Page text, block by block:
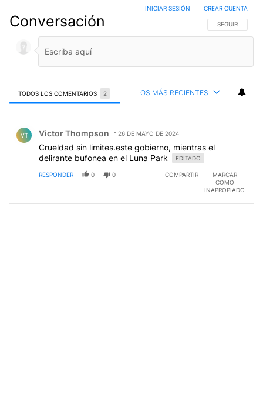
Conversación SIGA ESTA
SEGUIR
INICIAR SESIÓN CREAR CUENTA
TODOS LOS COMENTARIOS 2 LOS MÁS RECIENTES
VT Victor Thompson 26 DE MAYO DE 2024
Crueldad sin limites.este gobierno, mientras el
delirante bufonea en el Luna Park
EDITADO
RESPONDER 0 0 COMPARTIR
MARCAR
COMO
INAPROPIADO